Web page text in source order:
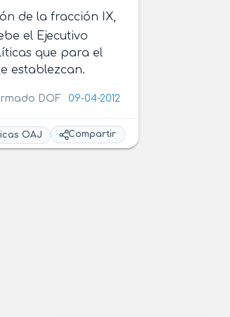
de la fracción IX,
el Ejecutivo
que para el
establezcan.
DOF 09-04-2012
OAJ Compartir